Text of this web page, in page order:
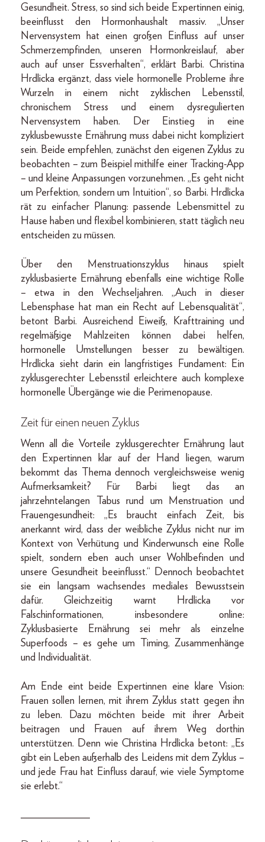
Gesundheit. Stress, so sind sich beide Expertinnen einig,
beeinflusst den Hormonhaushalt massiv. „Unser
Nervensystem hat einen großen Einfluss auf unser
Schmerzempfinden, unseren Hormonkreislauf, aber
auch auf unser Essverhalten“, erklärt Barbi. Christina
Hrdlicka ergänzt, dass viele hormonelle Probleme ihre
Wurzeln in einem nicht zyklischen Lebensstil,
chronischem Stress und einem dysregulierten
Nervensystem haben. Der Einstieg in eine
zyklusbewusste Ernährung muss dabei nicht kompliziert
sein. Beide empfehlen, zunächst den eigenen Zyklus zu
beobachten – zum Beispiel mithilfe einer Tracking-App
– und kleine Anpassungen vorzunehmen. „Es geht nicht
um Perfektion, sondern um Intuition“, so Barbi. Hrdlicka
rät zu einfacher Planung: passende Lebensmittel zu
Hause haben und flexibel kombinieren, statt täglich neu
entscheiden zu müssen.
Über den Menstruationszyklus hinaus spielt
zyklusbasierte Ernährung ebenfalls eine wichtige Rolle
– etwa in den Wechseljahren. „Auch in dieser
Lebensphase hat man ein Recht auf Lebensqualität“,
betont Barbi. Ausreichend Eiweiß, Krafttraining und
regelmäßige Mahlzeiten können dabei helfen,
hormonelle Umstellungen besser zu bewältigen.
Hrdlicka sieht darin ein langfristiges Fundament: Ein
zyklusgerechter Lebensstil erleichtere auch komplexe
hormonelle Übergänge wie die Perimenopause.
Zeit für einen neuen Zyklus
Wenn all die Vorteile zyklusgerechter Ernährung laut
den Expertinnen klar auf der Hand liegen, warum
bekommt das Thema dennoch vergleichsweise wenig
Aufmerksamkeit? Für Barbi liegt das an
jahrzehntelangen Tabus rund um Menstruation und
Frauengesundheit: „Es braucht einfach Zeit, bis
anerkannt wird, dass der weibliche Zyklus nicht nur im
Kontext von Verhütung und Kinderwunsch eine Rolle
spielt, sondern eben auch unser Wohlbefinden und
unsere Gesundheit beeinflusst.“ Dennoch beobachtet
sie ein langsam wachsendes mediales Bewusstsein
dafür. Gleichzeitig warnt Hrdlicka vor
Falschinformationen, insbesondere online:
Zyklusbasierte Ernährung sei mehr als einzelne
Superfoods – es gehe um Timing, Zusammenhänge
und Individualität.
Am Ende eint beide Expertinnen eine klare Vision:
Frauen sollen lernen, mit ihrem Zyklus statt gegen ihn
zu leben. Dazu möchten beide mit ihrer Arbeit
beitragen und Frauen auf ihrem Weg dorthin
unterstützen. Denn wie Christina Hrdlicka betont: „Es
gibt ein Leben außerhalb des Leidens mit dem Zyklus –
und jede Frau hat Einfluss darauf, wie viele Symptome
sie erlebt.“
_____________